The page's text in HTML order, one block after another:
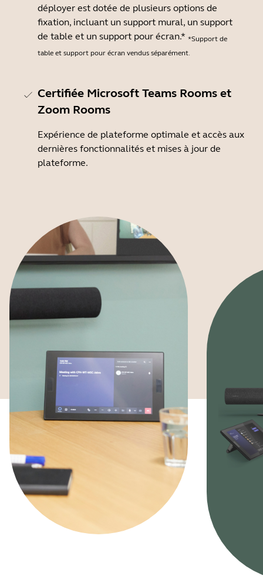
déployer est dotée de plusieurs options de
fixation, incluant un support mural, un support
de table et un support pour écran.* *Support de
table et support pour écran vendus séparément.
Certifiée Microsoft Teams Rooms et
Zoom Rooms
Expérience de plateforme optimale et accès aux
dernières fonctionnalités et mises à jour de
plateforme.